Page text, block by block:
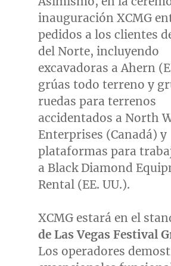
inauguración XCMG
pedidos a los clientes
del Norte, incluyendo
excavadoras a Ahern
grúas todo terreno y
ruedas para terrenos
accidentados a North
Enterprises (Canadá) y
plataformas para
a Black Diamond
Rental (EE. UU.).
XCMG estará en el
de Las Vegas Festival
Los operadores